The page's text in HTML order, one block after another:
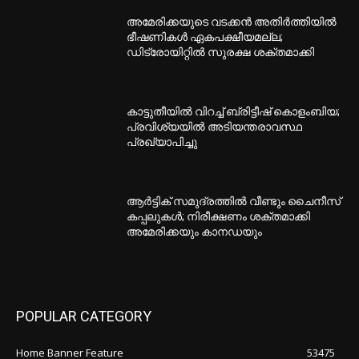
അമേരിക്കയുടെ വടക്കൻ അതിർത്തിയിൽ
ഭീഷണികൾ ഏകപക്ഷീയമല്ല;
ഡിട്രോയിറ്റിൽ സുരക്ഷ ശക്തമാക്കി
കാട്ടുതീയിൽ വിറച്ച് ബ്രിട്ടീഷ് കൊളംബിയ;
പ്രവിശ്യയിൽ അടിയന്തരാവസ്ഥ
പ്രഖ്യാപിച്ചു
ആർട്ടിക് സമുദ്രത്തിൽ വീണ്ടും ചൈനീസ്
കപ്പലുകൾ; നിരീക്ഷണം ശക്തമാക്കി
അമേരിക്കയും കാനഡയും
POPULAR CATEGORY
Home Banner Feature 53475